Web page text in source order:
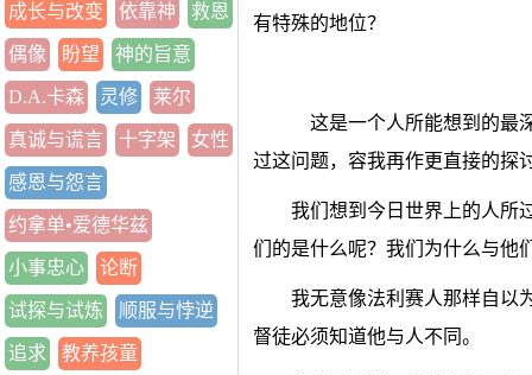
成长与改变 依靠神 救恩
偶像 盼望 神的旨意
D.A.卡森 灵修 莱尔
真诚与谎言 十字架 女性
感恩与怨言
约拿单•爱德华兹
小事忠心 论断
试探与试炼 顺服与悖逆
追求 教养孩童
有特殊的地位？
这是一个人所能想到的最
过这问题，容我再作更直接的探
我们想到今日世界上的人所
们的是什么呢？我们为什么与他
我无意像法利赛人那样自以
督徒必须知道他与人不同。